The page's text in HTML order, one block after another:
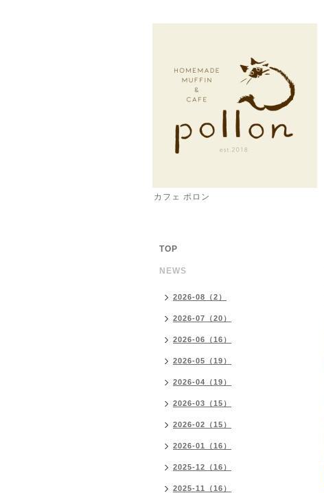
カフェ ポロン
TOP
NEWS
2026-08（2）
2026-07（20）
2026-06（16）
2026-05（19）
2026-04（19）
2026-03（15）
2026-02（15）
2026-01（16）
2025-12（16）
2025-11（16）